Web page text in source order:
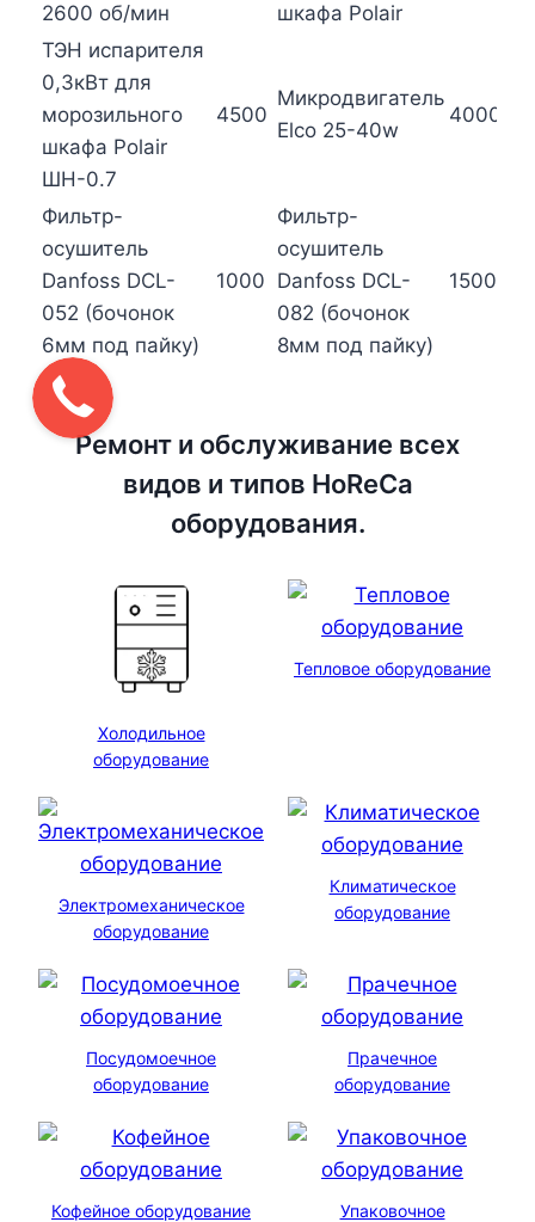
2600 об/мин
шкафа Polair
ТЭН испарителя
0,3кВт для
морозильного
шкафа Polair
ШН-0.7
4500
Микродвигатель
Elco 25-40w
4000
Фильтр-
осушитель
Danfoss DCL-
052 (бочонок
6мм под пайку)
1000
Фильтр-
осушитель
Danfoss DCL-
082 (бочонок
8мм под пайку)
1500
Ремонт и обслуживание всех
видов и типов HoReCa
оборудования.
Холодильное
оборудование
Тепловое оборудование
Электромеханическое
оборудование
Климатическое
оборудование
Посудомоечное
оборудование
Прачечное
оборудование
Кофейное оборудование Упаковочное